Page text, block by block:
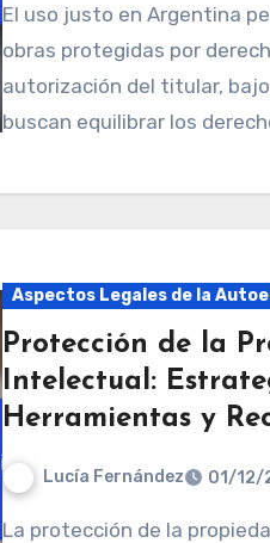
El uso justo en Argentina permite la utilización de
obras protegidas por
autorización del titular,
buscan equilibrar los
Aspectos Legales de la
Protección de la
Intelectual:
Herramientas y
Lucía Fernández 01/12/
La protección de la propiedad intelectual es esencial